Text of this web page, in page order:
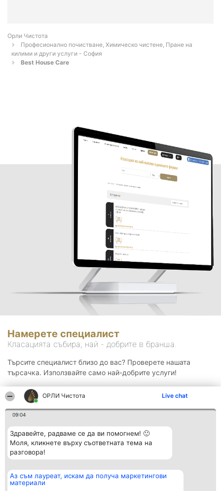
ОРЛИ Чистота Live chat
09:04
Здравейте, радваме се да ви помогнем! 🙂
Моля, кликнете върху съответната тема на
разговора!
Аз съм лауреат, искам да получа маркетингови
материали
Орли Чистота
Професионално почистване, Химическо чистене, Пране на
килими и други услуги - София
Best House Care
Намерете специалист
Класацията събира, най - добрите в бранша.
Търсите специалист близо до вас? Проверете нашата
търсачка. Използвайте само най-добрите услуги!
Организатор на
класиране
Класация Контакти